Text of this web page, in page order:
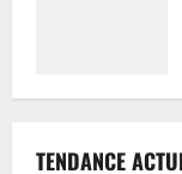
TENDANCE